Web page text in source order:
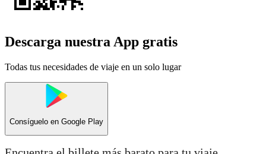
Descarga nuestra App gratis
Todas tus necesidades de viaje en un solo lugar
Consíguelo en Google Play